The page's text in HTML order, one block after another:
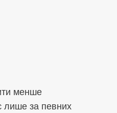
менше
лише за певних